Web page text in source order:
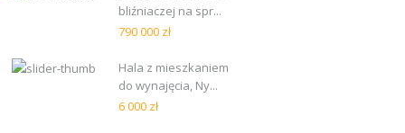
bliźniaczej na spr...
790 000 zł
Hala z mieszkaniem
do wynajęcia, Ny...
6 000 zł